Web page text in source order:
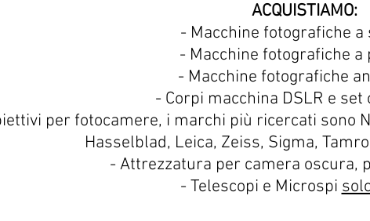
ACQUISTIAMO:
- Macchine fotografiche
- Macchine fotografiche a
- Macchine fotografiche
- Corpi macchina DSLR e set
per fotocamere, i marchi più ricercati sono
Hasselblad, Leica, Zeiss, Sigma,
- Attrezzatura per camera oscura,
- Telescopi e Microspi